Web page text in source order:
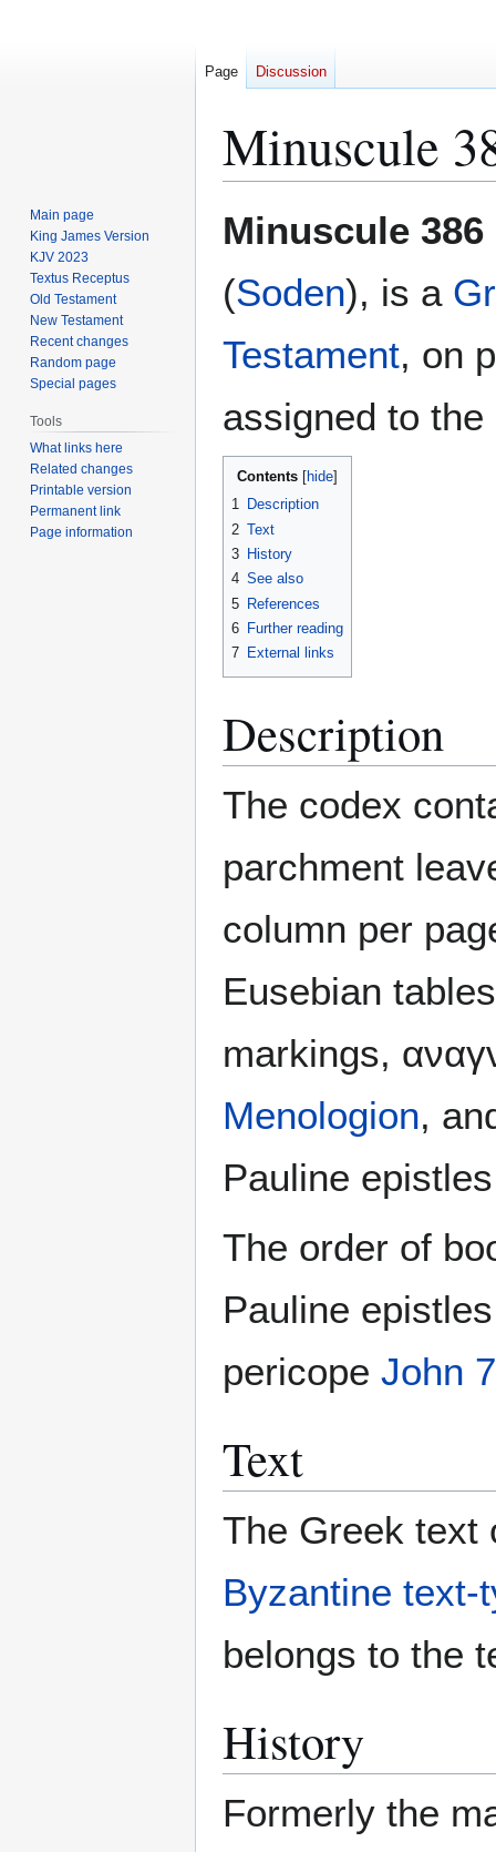
Minuscule
toto
Minuscule 386
(Soden), is a
Testament, on
assigned to
Contents
1 Description
2 Text
3 History
4 See also
5 References
6 Further reading
7 External links
Description
The codex
parchment
column per
Eusebian
markings,
Menologion,
Pauline
The order of
Pauline
pericope John
Text
The Greek text
Byzantine text-
belongs to the
History
Formerly the
Page Discussion
Main page
King James Version
KJV 2023
Textus Receptus
Old Testament
New Testament
Recent changes
Random page
Special pages
Tools
What links here
Related changes
Printable version
Permanent link
Page information